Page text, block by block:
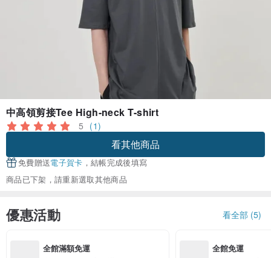
中高領剪接Tee High-neck T-shirt
5 (1)
看其他商品
免費贈送電子賀卡 ，結帳完成後填寫
商品已下架，請重新選取其他商品
優惠活動 看全部 (5)
全館滿額免運
全館免運